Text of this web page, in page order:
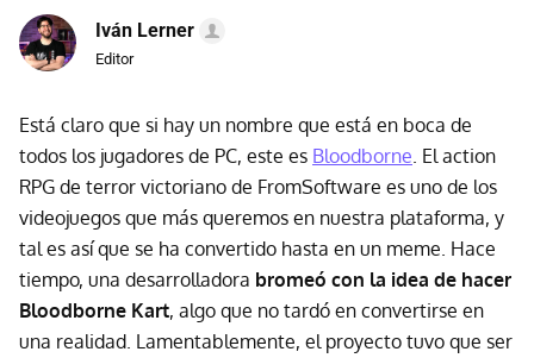
Iván Lerner
Editor
Está claro que si hay un nombre que está en boca de
todos los jugadores de PC, este es Bloodborne. El action
RPG de terror victoriano de FromSoftware es uno de los
videojuegos que más queremos en nuestra plataforma, y
tal es así que se ha convertido hasta en un meme. Hace
tiempo, una desarrolladora bromeó con la idea de hacer
Bloodborne Kart, algo que no tardó en convertirse en
una realidad. Lamentablemente, el proyecto tuvo que ser